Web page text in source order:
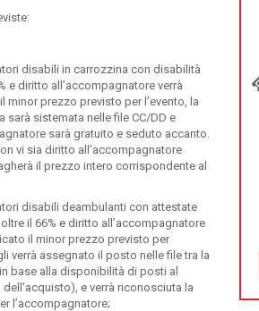
disabili in carrozzina con disabilità
e diritto all’accompagnatore verrà
minor prezzo previsto per l’evento, la
sarà sistemata nelle file CC/DD e
sarà gratuito e seduto accanto.
vi sia diritto all’accompagnatore
il prezzo intero corrispondente al
disabili deambulanti con attestate
il 66% e diritto all’accompagnatore
il minor prezzo previsto per
verrà assegnato il posto nelle file tra la
base alla disponibilità di posti al
e verrà riconosciuta la
l’accompagnatore;